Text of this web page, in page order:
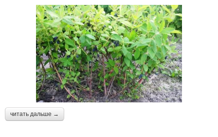
читать дальше →